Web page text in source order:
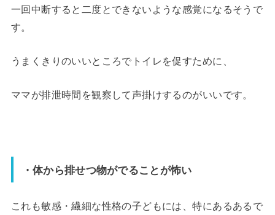
一回中断すると二度とできないような感覚になるそうで
す。
うまくきりのいいところでトイレを促すために、
ママが排泄時間を観察して声掛けするのがいいです。
・体から排せつ物がでることが怖い
これも敏感・繊細な性格の子どもには、特にあるあるで